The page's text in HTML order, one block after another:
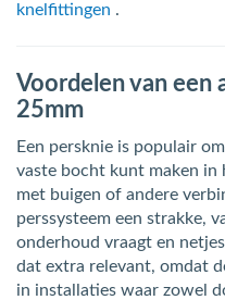
knelfittingen .
Voordelen van een
25mm
Een persknie is populair
vaste bocht kunt maken in
met buigen of andere
perssysteem een strakke,
onderhoud vraagt en
dat extra relevant, omdat
in installaties waar zowel